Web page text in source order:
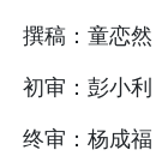
撰稿：童恋然
初审：彭小利
终审：杨成福